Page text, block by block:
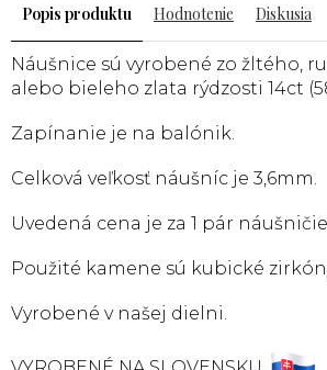
Popis Hodnotenie Diskusia
Náušnice sú vyrobené zo žltého,
alebo bieleho zlata rýdzosti 14ct
Zapínanie je na balónik.
Celková veľkosť náušníc je 3,6mm.
Uvedená cena je za 1 pár
Použité kamene sú kubické
Vyrobené v našej dielni.